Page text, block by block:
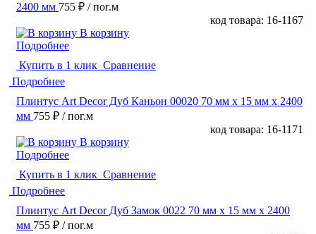
2400 мм 755 ₽ / пог.м
код товара: 16-1167
В корзину
Подробнее
Купить в 1 клик Сравнение
Подробнее
Плинтус Art Decor Дуб Каньон 00020 70 мм х 15 мм х 2400
мм 755 ₽ / пог.м
код товара: 16-1171
В корзину
Подробнее
Купить в 1 клик Сравнение
Подробнее
Плинтус Art Decor Дуб Замок 0022 70 мм х 15 мм х 2400
мм 755 ₽ / пог.м